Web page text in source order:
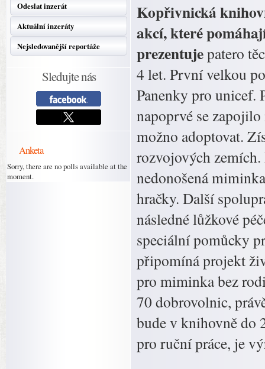
Odeslat inzerát
Aktuální inzeráty
Nejsledovanější reportáže
Sledujte nás
Anketa
Sorry, there are no polls available at the
moment.
Kopřivnická
akcí, které
prezentujepatero
4 let. První velkou
Panenky pro unicef.
napoprvé se
možno adoptovat.
rozvojových
nedonošená
hračky. Další
následné lůžkové
speciální pomůcky
připomíná projekt
pro miminka bez
70 dobrovolnic,
bude v knihovně do
pro ruční práce, je